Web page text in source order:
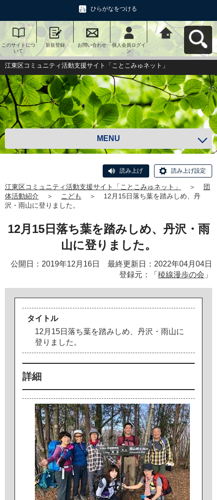
ひらがなをつける
このサイトにつ
いて
新規登録 お問い合わせ
個人会員ログイ
ン
江東区コミュニ
ティ活動支援サ
イト「ことこみ
ゅネット」へ戻
る
江東区コミュニティ活動支援サイト「ことこみゅネット」
MENU
読み上げ 読み上げ設定
江東区コミュニティ活動支援サイト「ことこみゅネット」 ＞
団
体活動紹介
＞ こども ＞
12月15日落ち葉を踏みしめ、丹
沢・雨山に登りました。
12月15日落ち葉を踏みしめ、丹沢・雨
山に登りました。
公開日：2019年12月16日 最終更新日：2022年04月04日
登録元：「 稜線漫歩の会 」
タイトル
12 月 15日 落ち葉を踏み しめ 丹沢 ・ 雨山に
登 り ま した 。
詳細